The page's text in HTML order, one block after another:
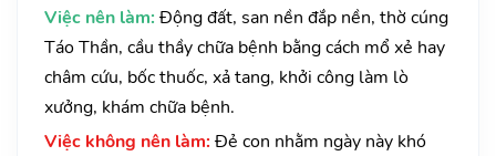
Việc nên làm: Động đất, san nền đắp nền, thờ cúng
Táo Thần, cầu thầy chữa bệnh bằng cách mổ xẻ hay
châm cứu, bốc thuốc, xả tang, khởi công làm lò
xưởng, khám chữa bệnh.
Việc không nên làm: Đẻ con nhằm ngày này khó